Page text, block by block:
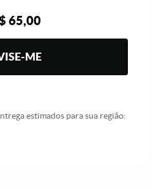
65,00
ME
estimados para sua região: